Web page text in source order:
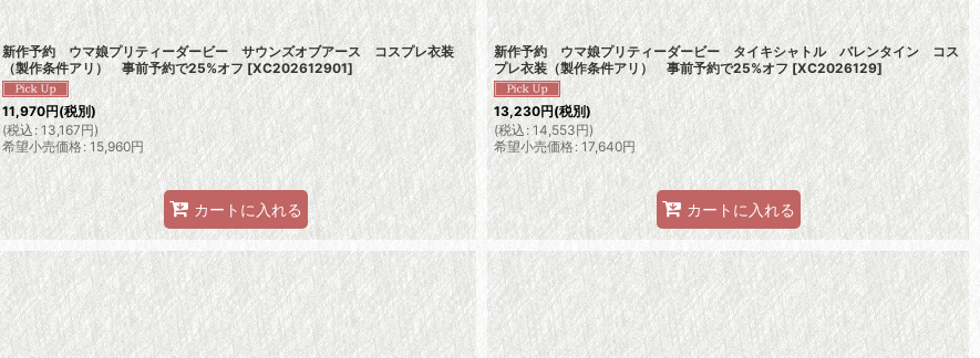
新作予約 ウマ娘プリティーダービー サウンズオブアース コスプレ衣装
（製作条件アリ） 事前予約で25%オフ [XC202612901]
11,970円(税別)
(税込: 13,167円)
希望小売価格: 15,960円
カートに入れる
新作予約 ウマ娘プリティーダービー タイキシャトル バレンタイン コス
プレ衣装（製作条件アリ） 事前予約で25%オフ [XC2026129]
13,230円(税別)
(税込 : 14,553円)
希望小売価格: 17,640円
カートに入れる